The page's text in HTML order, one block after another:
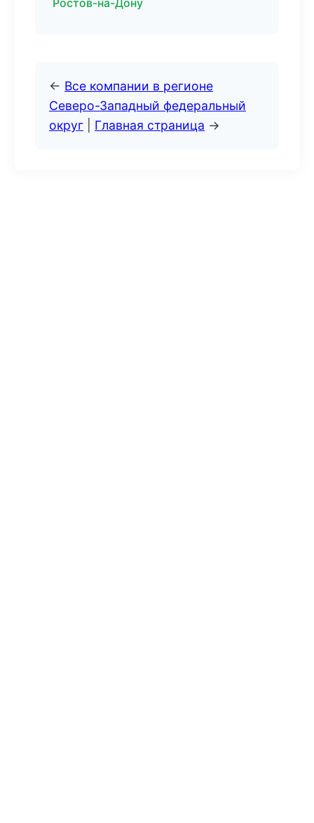
Ростов-на-Дону
← Все компании в регионе
Северо-Западный федеральный
округ
Главная страница →